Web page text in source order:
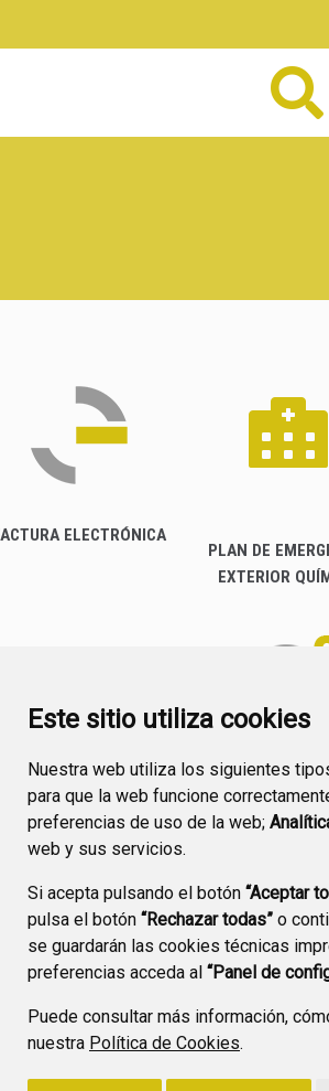
Este sitio utiliza cookies
Nuestra web utiliza los siguientes
para que la web funcione
preferencias de uso de la web;
web y sus servicios.
Si acepta pulsando el botón “Aceptar
pulsa el botón “Rechazar todas” o
se guardarán las cookies técnicas
preferencias acceda al “Panel de
Puede consultar más información,
nuestra Política de Cookies.
Buscar
ELECTRÓNICA
PLAN DE
EXTERIOR
CANAL YOUTUBE
PREGUNTAS
FRECUENTES
POLÍTICA DE PRIVACIDAD